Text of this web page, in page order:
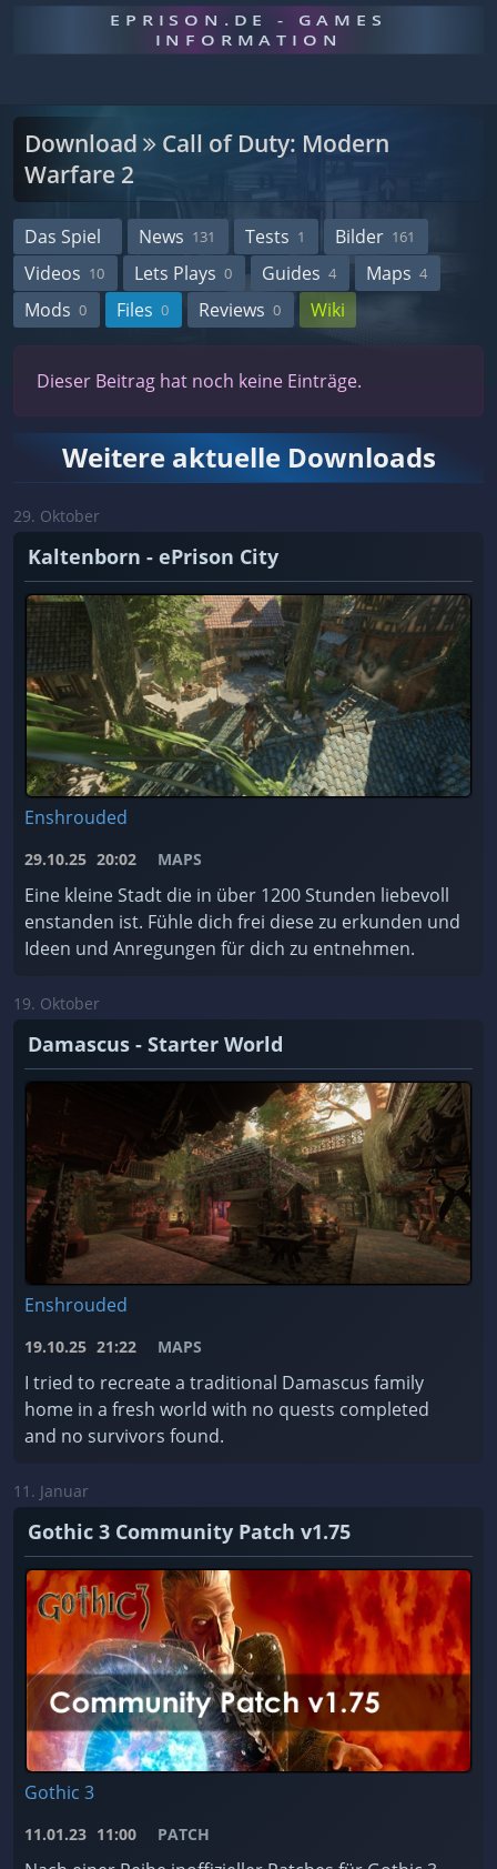
EPRISON.DE - GAMES
INFORMATION
Download
Call of Duty: Modern
Warfare 2
Das Spiel News 131 Tests 1 Bilder 161
Videos 10 Lets Plays 0 Guides 4 Maps 4
Mods 0 Files 0 Reviews 0 Wiki
Dieser Beitrag hat noch keine Einträge.
Weitere aktuelle Downloads
29. Oktober
Kaltenborn - ePrison City
Enshrouded
29.10.25 20:02 MAPS
Eine kleine Stadt die in über 1200 Stunden liebevoll
enstanden ist. Fühle dich frei diese zu erkunden und
Ideen und Anregungen für dich zu entnehmen.
19. Oktober
Damascus - Starter World
Enshrouded
19.10.25 21:22 MAPS
I tried to recreate a traditional Damascus family
home in a fresh world with no quests completed
and no survivors found.
11. Januar
Gothic 3 Community Patch v1.75
Gothic 3
11.01.23 11:00 PATCH